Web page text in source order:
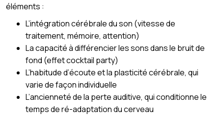
éléments :
L’intégration cérébrale du son (vitesse de
traitement, mémoire, attention)
La capacité à différencier les sons dans le bruit de
fond (effet cocktail party)
L’habitude d’écoute et la plasticité cérébrale, qui
varie de façon individuelle
L’ancienneté de la perte auditive, qui conditionne le
temps de ré-adaptation du cerveau